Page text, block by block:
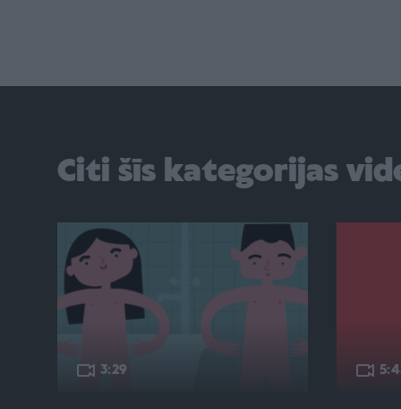
Citi šīs kategorijas
3:29